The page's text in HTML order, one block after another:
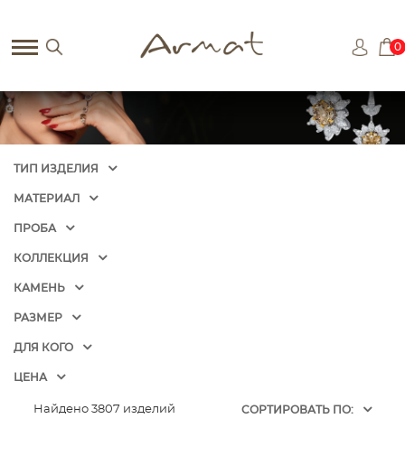
0
ТИП ИЗДЕЛИЯ
МАТЕРИАЛ
ПРОБА
КОЛЛЕКЦИЯ
КАМЕНЬ
РАЗМЕР
ДЛЯ КОГО
ЦЕНА
Найдено 3807 изделий CОРТИРОВАТЬ ПО: